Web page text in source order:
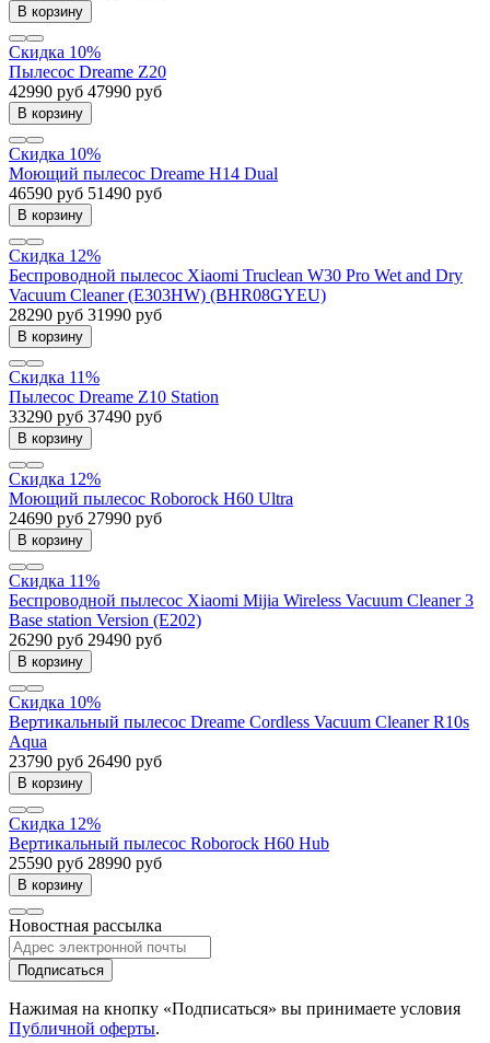
В корзину
Скидка 10%
Пылесос Dreame Z20
42990 руб 47990 руб
В корзину
Скидка 10%
Моющий пылесос Dreame H14 Dual
46590 руб 51490 руб
В корзину
Скидка 12%
Беспроводной пылесос Xiaomi Truclean W30 Pro Wet and Dry
Vacuum Cleaner (E303HW) (BHR08GYEU)
28290 руб 31990 руб
В корзину
Скидка 11%
Пылесос Dreame Z10 Station
33290 руб 37490 руб
В корзину
Скидка 12%
Моющий пылесос Roborock H60 Ultra
24690 руб 27990 руб
В корзину
Скидка 11%
Беспроводной пылесос Xiaomi Mijia Wireless Vacuum Cleaner 3
Base station Version (E202)
26290 руб 29490 руб
В корзину
Скидка 10%
Вертикальный пылесос Dreame Cordless Vacuum Cleaner R10s
Aqua
23790 руб 26490 руб
В корзину
Скидка 12%
Вертикальный пылесос Roborock H60 Hub
25590 руб 28990 руб
В корзину
Новостная рассылка
Подписаться
Нажимая на кнопку «Подписаться» вы принимаете условия
Публичной оферты.